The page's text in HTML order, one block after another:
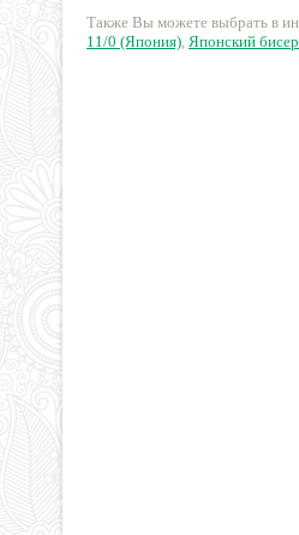
Также Вы можете выбрать в
11/0 (Япония), Японский